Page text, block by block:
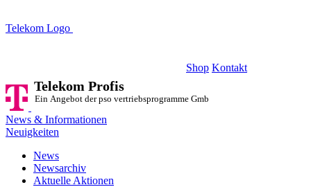
Telekom Logo
Shop Kontakt
Telekom Profis
Ein Angebot der pso vertriebsprogramme GmbH
News & Informationen
Neuigkeiten
News
Newsarchiv
Aktuelle Aktionen